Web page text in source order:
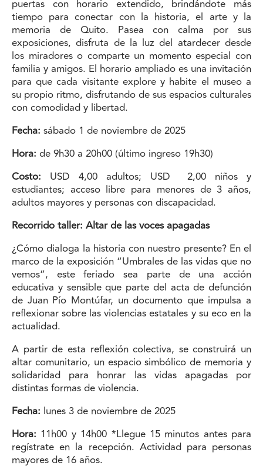
puertas con horario extendido, brindándote más
tiempo para conectar con la historia, el arte y la
memoria de Quito. Pasea con calma por sus
exposiciones, disfruta de la luz del atardecer desde
los miradores o comparte un momento especial con
familia y amigos. El horario ampliado es una invitación
para que cada visitante explore y habite el museo a
su propio ritmo, disfrutando de sus espacios culturales
con comodidad y libertad.
Fecha: sábado 1 de noviembre de 2025
Hora: de 9h30 a 20h00 (último ingreso 19h30)
Costo: USD 4,00 adultos; USD 2,00 niños y
estudiantes; acceso libre para menores de 3 años,
adultos mayores y personas con discapacidad.
Recorrido taller: Altar de las voces apagadas
¿Cómo dialoga la historia con nuestro presente? En el
marco de la exposición “Umbrales de las vidas que no
vemos”, este feriado sea parte de una acción
educativa y sensible que parte del acta de defunción
de Juan Pío Montúfar, un documento que impulsa a
reflexionar sobre las violencias estatales y su eco en la
actualidad.
A partir de esta reflexión colectiva, se construirá un
altar comunitario, un espacio simbólico de memoria y
solidaridad para honrar las vidas apagadas por
distintas formas de violencia.
Fecha: lunes 3 de noviembre de 2025
Hora: 11h00 y 14h00 *Llegue 15 minutos antes para
regístrate en la recepción. Actividad para personas
mayores de 16 años.